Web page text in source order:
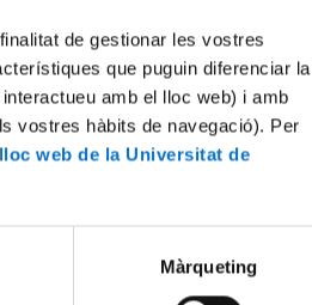
de gestionar les vostres
que puguin diferenciar la
amb el lloc web) i amb
vostres hàbits de navegació). Per
web de la Universitat de
Màrqueting
al Parc